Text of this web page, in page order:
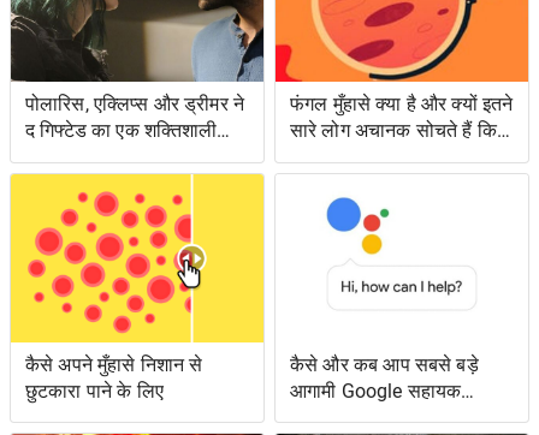
पोलारिस, एक्लिप्स और ड्रीमर ने
द गिफ्टेड का एक शक्तिशाली
एपिसोड लंगर डाला
फंगल मुँहासे क्या है और क्यों इतने
सारे लोग अचानक सोचते हैं कि
उनके पास क्या है?
कैसे अपने मुँहासे निशान से
छुटकारा पाने के लिए
कैसे और कब आप सबसे बड़े
आगामी Google सहायक
सुविधाओं तक पहुँच सकते हैं